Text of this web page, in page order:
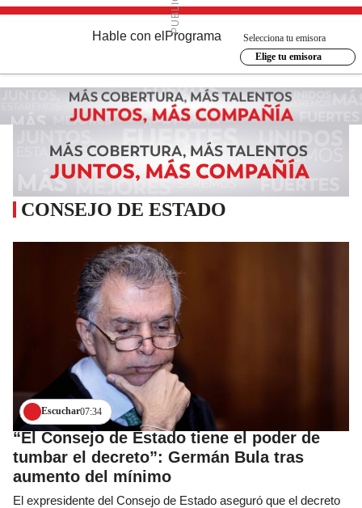
Hable con el Programa
Selecciona tu emisora
Elige tu emisora
CONSEJO DE ESTADO
Escuchar07:34
“El Consejo de Estado tiene el poder de
tumbar el decreto”: Germán Bula tras
aumento del mínimo
El expresidente del Consejo de Estado aseguró que el decreto